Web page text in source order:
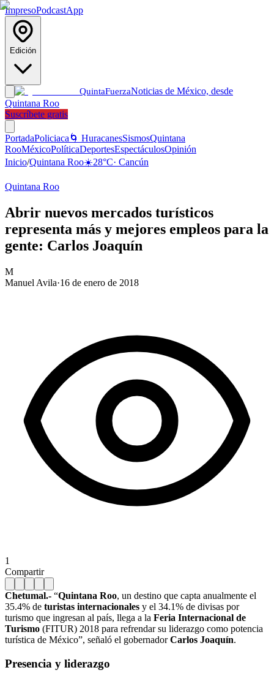
ImpresoPodcastApp
Edición
QuintaFuerzaNoticias de México, desde
Quintana Roo
Suscríbete gratis
PortadaPoliciaca 🌀 HuracanesSismosQuintana
RooMéxicoPolíticaDeportesEspectáculosOpinión
Inicio/Quintana Roo☀️28°C· Cancún
Quintana Roo
Abrir nuevos mercados turísticos
representa más y mejores empleos para la
gente: Carlos Joaquín
M
Manuel Avila·16 de enero de 2018
1
Compartir
Chetumal.- “Quintana Roo, un destino que capta anualmente el
35.4% de turistas internacionales y el 34.1% de divisas por
turismo que ingresan al país, llega a la Feria Internacional de
Turismo (FITUR) 2018 para refrendar su liderazgo como potencia
turística de México”, señaló el gobernadorCarlos Joaquín.
Presencia y liderazgo